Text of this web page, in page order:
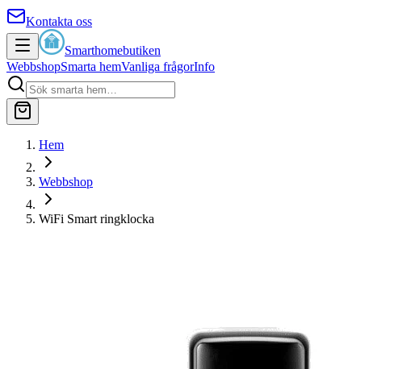
Kontakta oss
Smarthomebutiken
WebbshopSmarta hemVanliga frågorInfo
Hem
Webbshop
WiFi Smart ringklocka